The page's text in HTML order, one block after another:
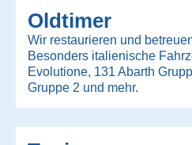
Oldtimer
Wir restaurieren und
Besonders italienische
Evolutione, 131 Abarth
Gruppe 2 und mehr.